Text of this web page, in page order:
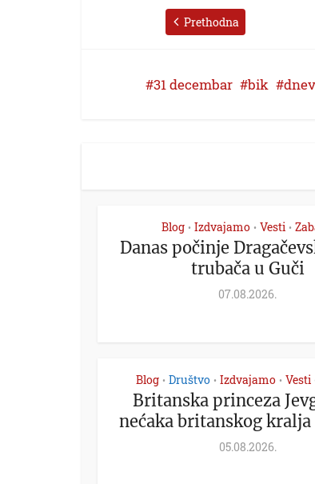
Prethodna
31 decembar bik
Blog • Izdvajamo • Vesti •
Danas počinje
trubača u Guči
07.08.2026.
Blog • Društvo • Izdvajamo • Vesti
Britanska princeza
nećaka britanskog kralja
05.08.2026.